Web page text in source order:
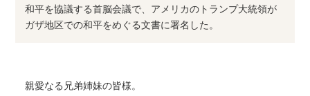
和平を協議する首脳会議で、アメリカのトランプ大統領が
ガザ地区での和平をめぐる文書に署名した。
親愛なる兄弟姉妹の皆様。